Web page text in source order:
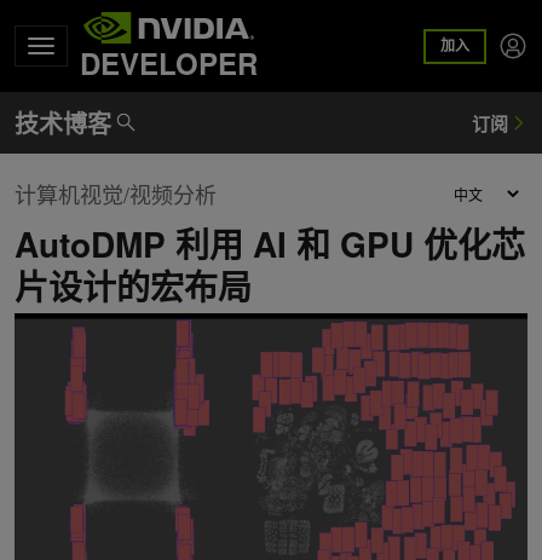
DEVELOPER 加入
计算机视觉/视频分析
AutoDMP 利用 AI 和 GPU 优化芯
片设计的宏布局